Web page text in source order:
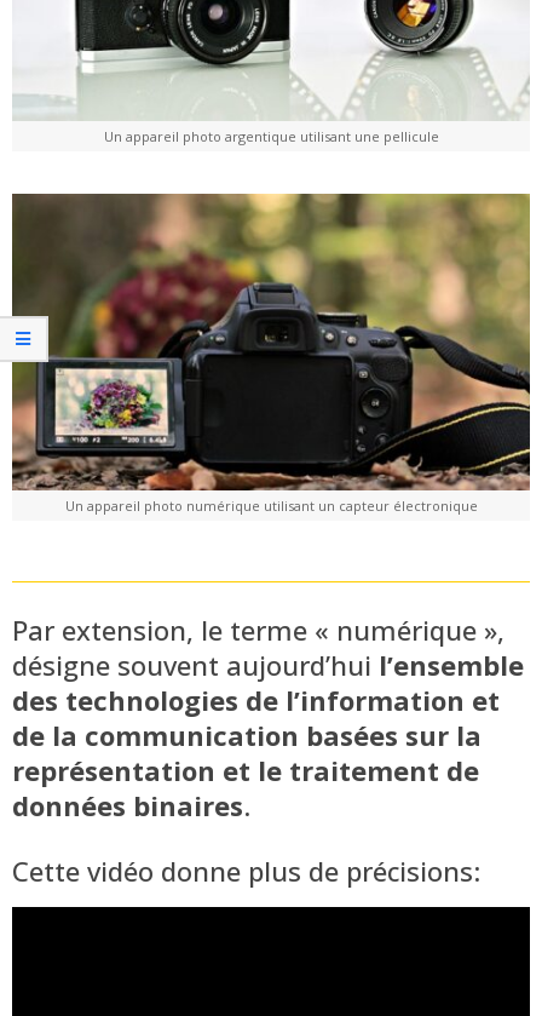
Un appareil photo argentique utilisant une pellicule
Un appareil photo numérique utilisant un capteur électronique
Par extension, le terme « numérique »,
désigne souvent aujourd’hui l’ensemble
des technologies de l’information et
de la communication basées sur la
représentation et le traitement de
données binaires.
Cette vidéo donne plus de précisions: